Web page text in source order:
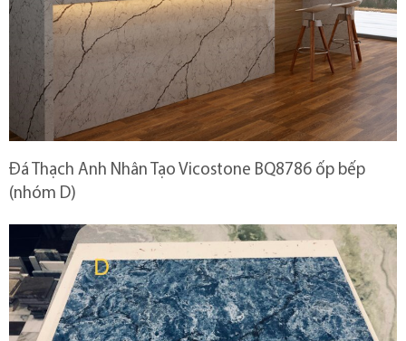
Đá Thạch Anh Nhân Tạo Vicostone BQ8786 ốp bếp
(nhóm D)